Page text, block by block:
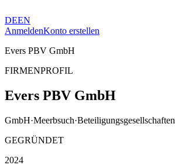
DEEN
AnmeldenKonto erstellen
Evers PBV GmbH
FIRMENPROFIL
Evers PBV GmbH
GmbH·Meerbsuch·Beteiligungsgesellschaften
GEGRÜNDET
2024